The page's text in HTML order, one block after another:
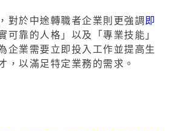
對於中途轉職者企業則更強調 即
可靠的人格」以及「專業技能」
企業需要立即投入工作並提高生
，以滿足特定業務的需求。